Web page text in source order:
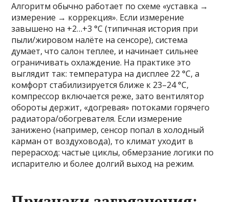
Алгоритм обычно работает по схеме «уставка →
измерение → коррекция». Если измерение
завышено на +2…+3 °C (типичная история при
пыли/жировом налёте на сенсоре), система
думает, что салон теплее, и начинает сильнее
ограничивать охлаждение. На практике это
выглядит так: температура на дисплее 22 °C, а
комфорт стабилизируется ближе к 23–24 °C,
компрессор включается реже, зато вентилятор
обороты держит, «догревая» потоками горячего
радиатора/обогревателя. Если измерение
занижено (например, сенсор попал в холодный
карман от воздуховода), то климат уходит в
перерасход: частые циклы, обмерзание логики по
испарителю и более долгий выход на режим.